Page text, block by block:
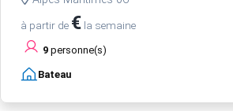
à partir de € la semaine
9 personne(s)
Bateau